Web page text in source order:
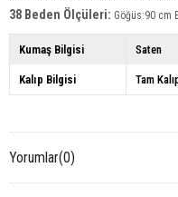
38 Beden Ölçüleri: Göğüs:90 cm
Kumaş Bilgisi Saten
Kalıp Bilgisi Tam
Yorumlar(0)